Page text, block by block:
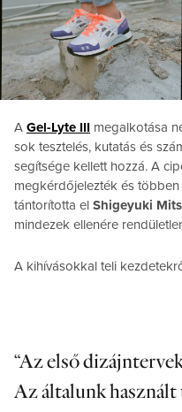
A Gel-Lyte III megalkotása
sok tesztelés, kutatás és
segítsége kellett hozzá. A
megkérdőjelezték és
tántorította el Shigeyuki
mindezek ellenére
A kihívásokkal teli
Az első
Az általunk